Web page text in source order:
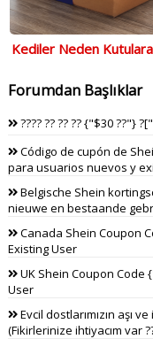
Kediler Neden Kutulara
Forumdan Başlıklar
???? ?? ?? ?? {"$30 ??"}
Código de cupón de
para usuarios nuevos y
Belgische Shein
nieuwe en bestaande
Canada Shein Coupon
Existing User
UK Shein Coupon Code
User
Evcil dostlarımızın aşı
(Fikirlerinize ihtiyacım var